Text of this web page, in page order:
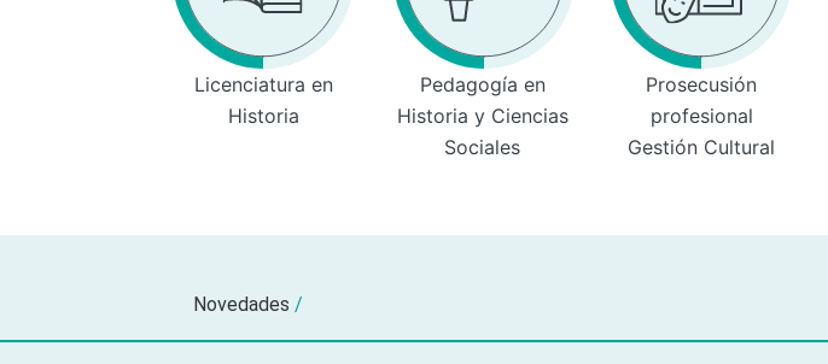
Licenciatura en
Historia
Pedagogía en
Historia y Ciencias
Sociales
Prosecusión
profesional
Gestión Cultural
Novedades /